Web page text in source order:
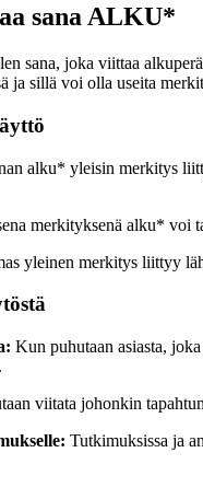
sana ALKU*
sana, joka viittaa
ja sillä voi olla useita
alku* yleisin merkitys
merkityksenä alku* voi
yleinen merkitys liittyy
Kun puhutaan asiasta,
viitata johonkin
Tutkimuksissa ja